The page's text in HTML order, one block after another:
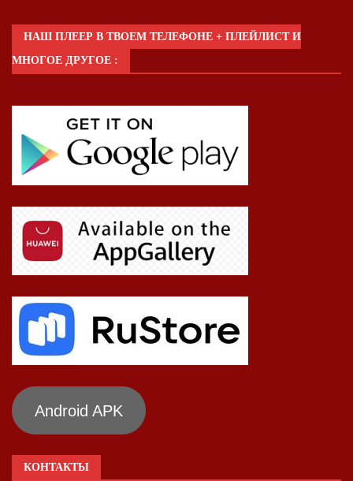
НАШ ПЛЕЕР В ТВОЕМ ТЕЛЕФОНЕ + ПЛЕЙЛИСТ И
МНОГОЕ ДРУГОЕ :
Android APK
КОНТАКТЫ